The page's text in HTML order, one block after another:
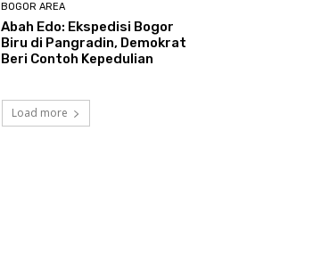
BOGOR AREA
Abah Edo: Ekspedisi Bogor
Biru di Pangradin, Demokrat
Beri Contoh Kepedulian
Load more